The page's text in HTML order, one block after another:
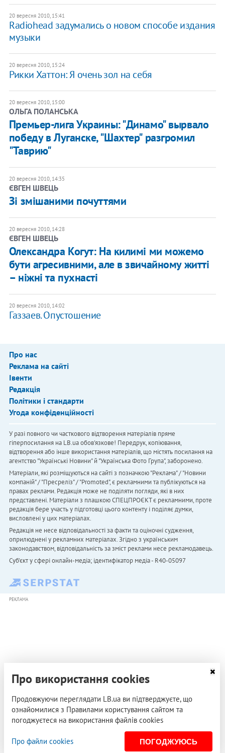
20 вересня 2010, 15:41
Radiohead задумались о новом способе издания
музыки
20 вересня 2010, 15:24
Рикки Хаттон: Я очень зол на себя
20 вересня 2010, 15:00
ОЛЬГА ПОЛАНСЬКА
​Премьер-лига Украины: "Динамо" вырвало
победу в Луганске, "Шахтер" разгромил
"Таврию"
20 вересня 2010, 14:35
ЄВГЕН ШВЕЦЬ
​Зі змішаними почуттями
20 вересня 2010, 14:28
ЄВГЕН ШВЕЦЬ
​Олександра Когут: На килимі ми можемо
бути агресивними, але в звичайному житті
– ніжні та пухнасті
20 вересня 2010, 14:02
Газзаев. Опустошение
Про нас
Реклама на сайті
Івенти
Редакція
Політики і стандарти
Угода конфіденційності
У разі повного чи часткового відтворення матеріалів пряме
гіперпосилання на LB.ua обов'язкове! Передрук, копіювання,
відтворення або інше використання матеріалів, що містять посилання на
агентство "Українськi Новини" й "Українська Фото Група", заборонено.
Матеріали, які розміщуються на сайті з позначкою "Реклама" / "Новини
компаній" / "Пресреліз" / "Promoted", є рекламними та публікуються на
правах реклами. Редакція може не поділяти погляди, які в них
представлені. Матеріали з плашкою СПЕЦПРОЄКТ є рекламними, проте
редакція бере участь у підготовці цього контенту і поділяє думки,
висловлені у цих матеріалах.
Редакція не несе відповідальності за факти та оціночні судження,
оприлюднені у рекламних матеріалах. Згідно з українським
законодавством, відповідальність за зміст реклами несе рекламодавець.
Cуб'єкт у сфері онлайн-медіа; ідентифікатор медіа - R40-05097
РЕКЛАМА
Про використання cookies
Продовжуючи переглядати LB.ua ви підтверджуєте, що
ознайомилися з Правилами користування сайтом та
погоджуєтеся на використання файлів cookies
Про файли cookies ПОГОДЖУЮСЬ